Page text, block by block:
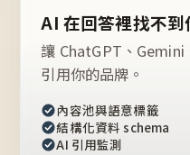
AI 在回答裡找不到
讓 ChatGPT、
引用你的品牌。
內容池與語意標籤
結構化資料 schema
AI 引用監測